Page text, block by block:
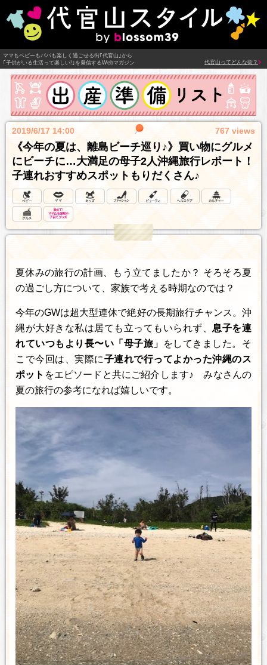
ママもベビーもパパも楽しく過ごせる街｢代官山｣から
｢子供がいる生活って楽しい!｣を発信するWebマガジン
代官山ってどんな街？
2019/6/17 14:00 767 views
《今年の夏は、離島ビーチ巡り♪》買い物にグルメ
にビーチに…大満足の母子2人沖縄旅行レポート！
子連れおすすめスポットもりだくさん♪
夏休みの旅行の計画、もう立てましたか？ そろそろ夏
の過ごし方について、家族で考える時期なのでは？
今年のGWは超大型連休で絶好の長期旅行チャンス。沖
縄が大好きな私は居ても立ってもいられず、 息子を連
れていつもより長〜い「母子旅」
をしてきました。そ
こで今回は、実際に子連れで行ってよかった沖縄のス
ポット をエピソードと共にご紹介します♪ みなさんの
夏の旅行の参考になれば嬉しいです。